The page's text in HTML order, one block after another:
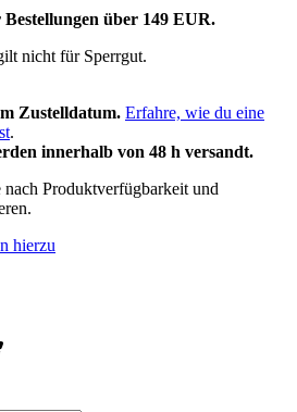
über 149 EUR.
nicht für Sperrgut.
Zustelldatum. Erfahre, wie du eine
.
innerhalb von 48 h versandt.
Produktverfügbarkeit und
hierzu